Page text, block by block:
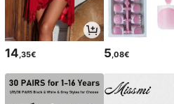
14 ,35€ 5 ,08€